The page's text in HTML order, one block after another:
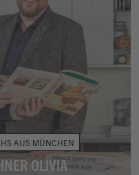
AUS MÜNCHEN
OLIVIA